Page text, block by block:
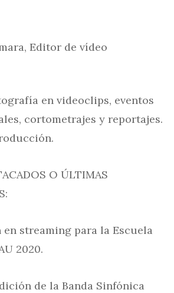
Editor de vídeo
en videoclips, eventos
cortometrajes y reportajes.
O ÚLTIMAS
en streaming para la Escuela
2020.
de la Banda Sinfónica